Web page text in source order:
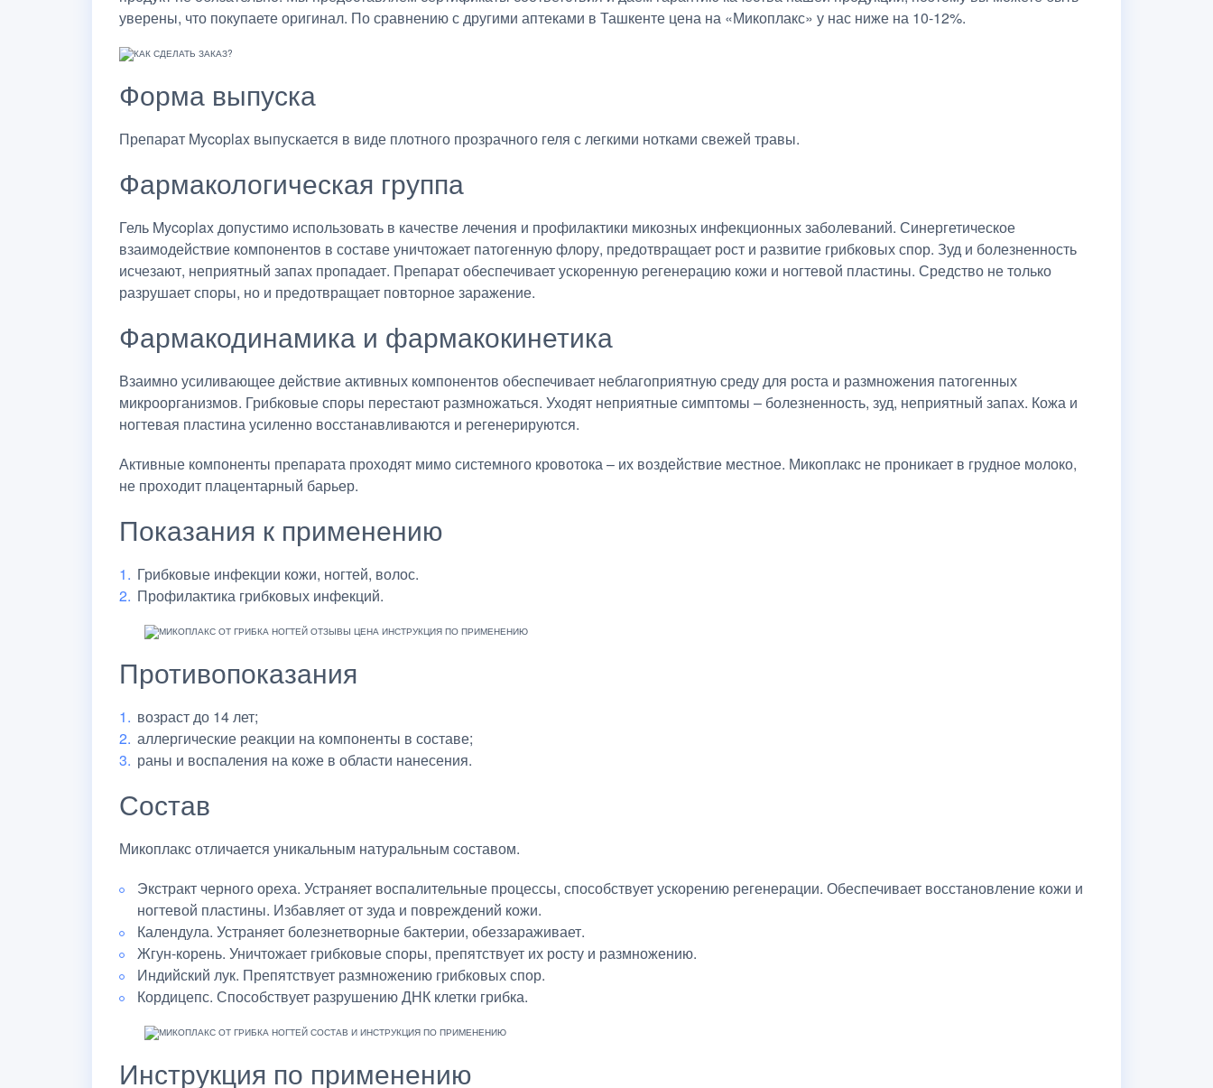
уверены, что покупаете оригинал. По сравнению с другими аптеками в Ташкенте цена на «Микоплакс» у нас ниже на 10-12%.
Форма выпуска
Препарат Mycoplax выпускается в виде плотного прозрачного геля с легкими нотками свежей травы.
Фармакологическая группа
Гель Mycoplax допустимо использовать в качестве лечения и профилактики микозных инфекционных заболеваний. Синергетическое
взаимодействие компонентов в составе уничтожает патогенную флору, предотвращает рост и развитие грибковых спор. Зуд и болезненность
исчезают, неприятный запах пропадает. Препарат обеспечивает ускоренную регенерацию кожи и ногтевой пластины. Средство не только
разрушает споры, но и предотвращает повторное заражение.
Фармакодинамика и фармакокинетика
Взаимно усиливающее действие активных компонентов обеспечивает неблагоприятную среду для роста и размножения патогенных
микроорганизмов. Грибковые споры перестают размножаться. Уходят неприятные симптомы – болезненность, зуд, неприятный запах. Кожа и
ногтевая пластина усиленно восстанавливаются и регенерируются.
Активные компоненты препарата проходят мимо системного кровотока – их воздействие местное. Микоплакс не проникает в грудное молоко,
не проходит плацентарный барьер.
Показания к применению
Грибковые инфекции кожи, ногтей, волос.
Профилактика грибковых инфекций.
Противопоказания
возраст до 14 лет;
аллергические реакции на компоненты в составе;
раны и воспаления на коже в области нанесения.
Состав
Микоплакс отличается уникальным натуральным составом.
Экстракт черного ореха. Устраняет воспалительные процессы, способствует ускорению регенерации. Обеспечивает восстановление кожи и
ногтевой пластины. Избавляет от зуда и повреждений кожи.
Календула. Устраняет болезнетворные бактерии, обеззараживает.
Жгун-корень. Уничтожает грибковые споры, препятствует их росту и размножению.
Индийский лук. Препятствует размножению грибковых спор.
Кордицепс. Способствует разрушению ДНК клетки грибка.
Инструкция по применению